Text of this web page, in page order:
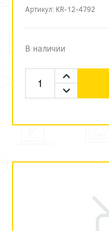
Артикул: KR-12-4792
В наличии